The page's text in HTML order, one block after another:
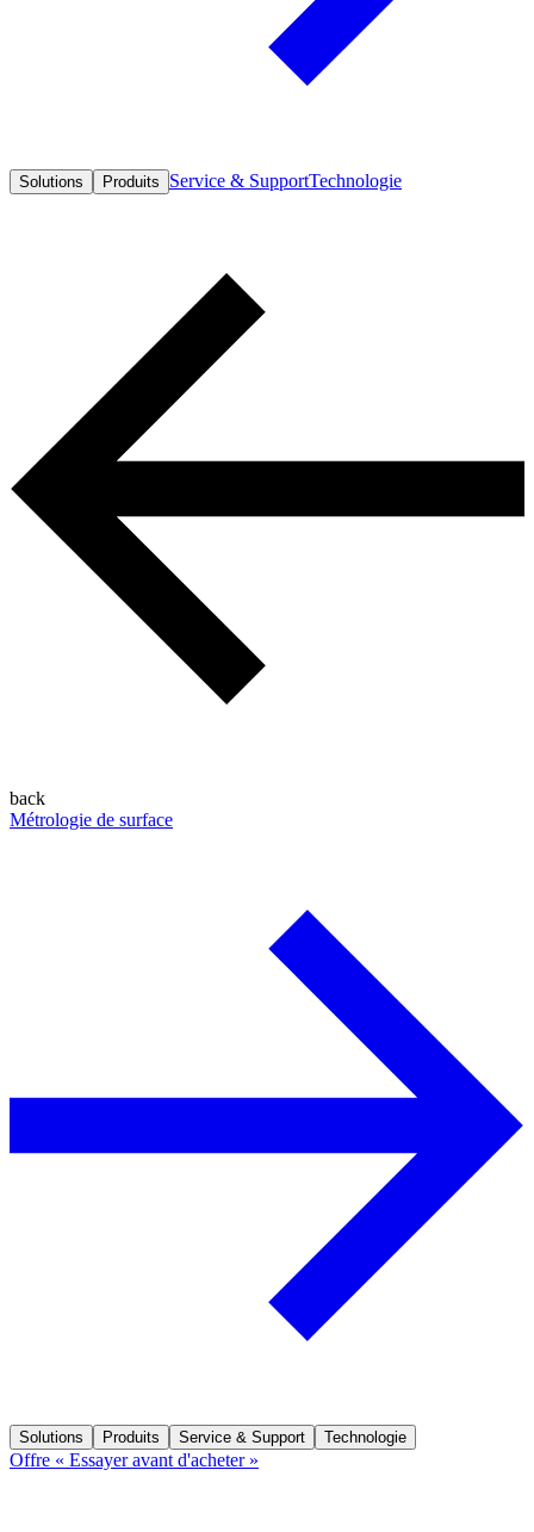
Solutions Produits Service & SupportTechnologie
back
Métrologie de surface
Solutions Produits Service & Support Technologie
Offre « Essayer avant d'acheter »